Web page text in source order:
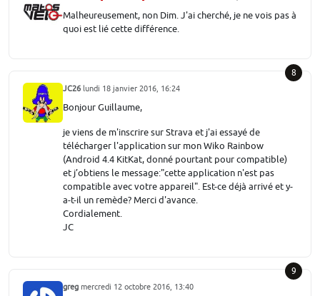
Malheureusement, non Dim. J'ai cherché, je ne vois pas à
quoi est lié cette différence.
8
JC26 lundi 18 janvier 2016, 16:24
Bonjour Guillaume,
je viens de m'inscrire sur Strava et j'ai essayé de
télécharger l'application sur mon Wiko Rainbow
(Android 4.4 KitKat, donné pourtant pour compatible)
et j’obtiens le message:"cette application n'est pas
compatible avec votre appareil". Est-ce déjà arrivé et y-
a-t-il un remède? Merci d'avance.
Cordialement.
JC
9
greg mercredi 12 octobre 2016, 13:40